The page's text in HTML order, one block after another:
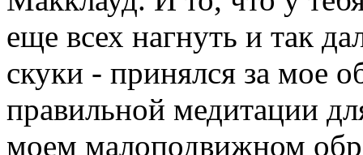
еще всех нагнуть и так
скуки - принялся за мое
правильной медитации
моем малоподвижном